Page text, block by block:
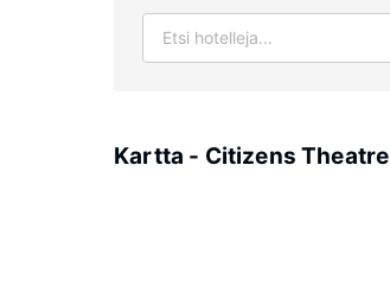
Kartta - Citizens Theatre